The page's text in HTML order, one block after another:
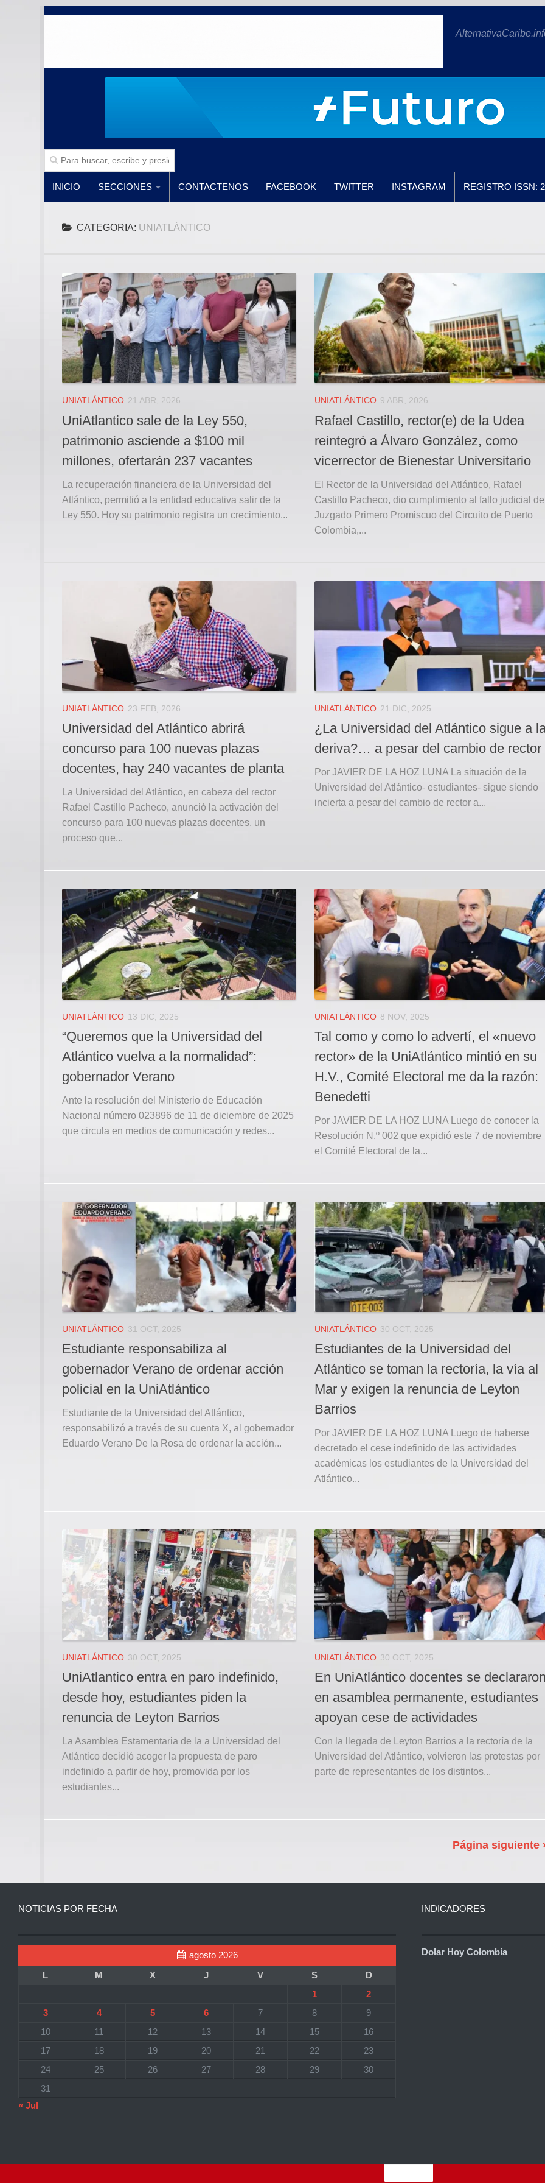
INICIO SECCIONES CONTACTENOS FACEBOOK TWITTER INSTAGRAM REGISTRO ISSN:
CATEGORIA: UNIATLÁNTICO
UNIATLÁNTICO 21 ABR, 2026
UniAtlantico sale de la Ley 550,
patrimonio asciende a $100 mil
millones, ofertarán 237 vacantes
La recuperación financiera de la Universidad del
Atlántico, permitió a la entidad educativa salir de la
Ley 550. Hoy su patrimonio registra un crecimiento...
UNIATLÁNTICO 9 ABR, 2026
Rafael Castillo, rector(e) de la Udea
reintegró a Álvaro González, como
vicerrector de Bienestar Universitario
El Rector de la Universidad del Atlántico, Rafael
Castillo Pacheco, dio cumplimiento al fallo judicial
Juzgado Primero Promiscuo del Circuito de Puerto
Colombia,...
UNIATLÁNTICO 23 FEB, 2026
Universidad del Atlántico abrirá
concurso para 100 nuevas plazas
docentes, hay 240 vacantes de planta
La Universidad del Atlántico, en cabeza del rector
Rafael Castillo Pacheco, anunció la activación del
concurso para 100 nuevas plazas docentes, un
proceso que...
UNIATLÁNTICO 21 DIC, 2025
¿La Universidad del Atlántico sigue a
deriva?… a pesar del cambio de rector
Por JAVIER DE LA HOZ LUNA La situación de la
Universidad del Atlántico- estudiantes- sigue siendo
incierta a pesar del cambio de rector a...
UNIATLÁNTICO 13 DIC, 2025
“Queremos que la Universidad del
Atlántico vuelva a la normalidad”:
gobernador Verano
Ante la resolución del Ministerio de Educación
Nacional número 023896 de 11 de diciembre de 2025
que circula en medios de comunicación y redes...
UNIATLÁNTICO 8 NOV, 2025
Tal como y como lo advertí, el «nuevo
rector» de la UniAtlántico mintió en su
H.V., Comité Electoral me da la razón:
Benedetti
Por JAVIER DE LA HOZ LUNA Luego de conocer la
Resolución N.º 002 que expidió este 7 de noviembre
el Comité Electoral de la...
UNIATLÁNTICO 31 OCT, 2025
Estudiante responsabiliza al
gobernador Verano de ordenar acción
policial en la UniAtlántico
Estudiante de la Universidad del Atlántico,
responsabilizó a través de su cuenta X, al gobernador
Eduardo Verano De la Rosa de ordenar la acción...
UNIATLÁNTICO 30 OCT, 2025
Estudiantes de la Universidad del
Atlántico se toman la rectoría, la vía al
Mar y exigen la renuncia de Leyton
Barrios
Por JAVIER DE LA HOZ LUNA Luego de haberse
decretado el cese indefinido de las actividades
académicas los estudiantes de la Universidad del
Atlántico...
UNIATLÁNTICO 30 OCT, 2025
UniAtlantico entra en paro indefinido,
desde hoy, estudiantes piden la
renuncia de Leyton Barrios
La Asamblea Estamentaria de la a Universidad del
Atlántico decidió acoger la propuesta de paro
indefinido a partir de hoy, promovida por los
estudiantes...
UNIATLÁNTICO 30 OCT, 2025
En UniAtlántico docentes se
en asamblea permanente, estudiantes
apoyan cese de actividades
Con la llegada de Leyton Barrios a la rectoría de la
Universidad del Atlántico, volvieron las protestas por
parte de representantes de los distintos...
Página siguiente
NOTICIAS POR FECHA
agosto 2026
L
M X J V S
D
1
2
3
4 5 6 7 8
9
10
11 12 13 14 15
16
17
18 19 20 21 22
23
24
25 26 27 28 29
30
31
« Jul
INDICADORES
Dolar Hoy Colombia